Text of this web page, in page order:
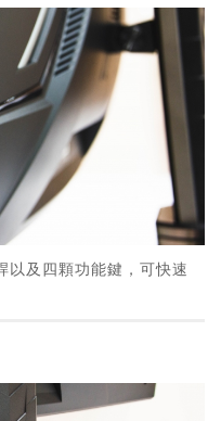
以及四顆功能鍵，可快速